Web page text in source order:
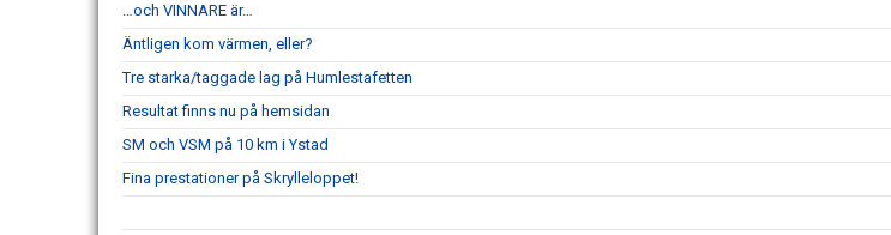
…och VINNARE är…
Äntligen kom värmen, eller?
Tre starka/taggade lag på Humlestafetten
Resultat finns nu på hemsidan
SM och VSM på 10 km i Ystad
Fina prestationer på Skrylleloppet!